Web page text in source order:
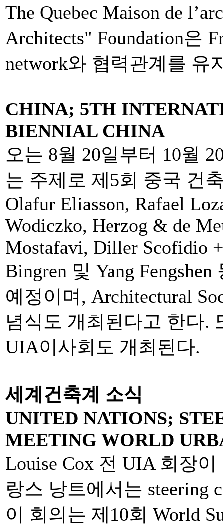
The Quebec Maison de
Architects" Foundation은
network와 협력관계를 유
CHINA; 5TH
BIENNIAL CHINA
오는 8월 20일부터 10월
는 주제로 제5회 중국 건
Olafur Eliasson, Rafael
Wodiczko, Herzog & de
Mostafavi, Diller Scofidio
Bingren 및 Yang
예정이며, Architectural
념식도 개최된다고 한다.
UIA이사회도 개최된다.
세계건축계 소식
UNITED NATIONS;
MEETING WORLD
Louise Cox 전 UIA 회장
랑스 낭트에서는 steering
이 회의는 제10회 World